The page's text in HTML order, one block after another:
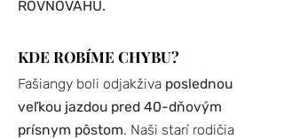
ROVNOVÁHU.
KDE ROBÍME CHYBU?
Fašiangy boli odjakživa poslednou
veľkou jazdou pred 40-dňovým
prísnym pôstom. Naši starí rodičia